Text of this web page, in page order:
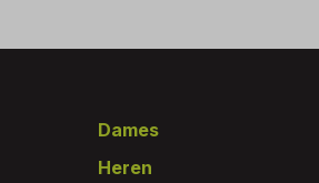
Footer
Dames
Heren